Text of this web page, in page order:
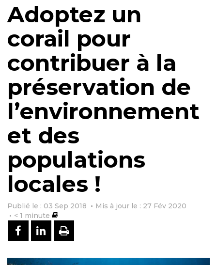
Adoptez un
corail pour
contribuer à la
préservation de
l’environnement
et des
populations
locales !
Publié le : 03 Sep 2018
Mis à jour le : 27 Fév 2020
< 1 minute
PARTAGER SUR FACEBOOK
PARTAGER SUR LINKEDIN
IMPRIMER